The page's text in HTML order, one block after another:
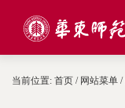
当前位置: 首页 / 网站菜单 /